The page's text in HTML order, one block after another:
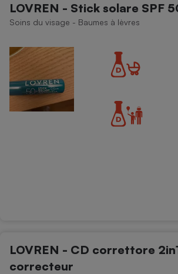
LOVREN - Stick solare SPF
Soins du visage - Baumes à lèvres
LOVREN - CD correttore
correcteur